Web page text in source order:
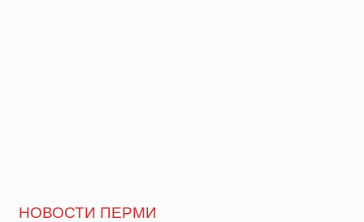
НОВОСТИ ПЕРМИ